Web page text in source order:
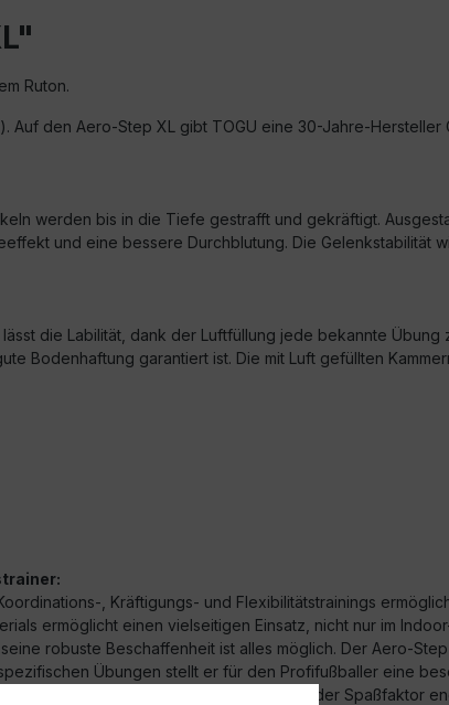
Ruton.
den Aero-Step XL gibt TOGU eine 30-Jahre-Hersteller
werden bis in die Tiefe gestrafft und gekräftigt.
und eine bessere Durchblutung. Die Gelenkstabilität
die Labilität, dank der Luftfüllung jede bekannte
Bodenhaftung garantiert ist. Die mit Luft gefüllten
, Kräftigungs- und Flexibilitätstrainings
ermöglicht einen vielseitigen Einsatz, nicht nur im
robuste Beschaffenheit ist alles möglich. Der Aero-
Übungen stellt er für den Profifußballer eine
den besonderen Kick und dabei ist der Spaßfaktor